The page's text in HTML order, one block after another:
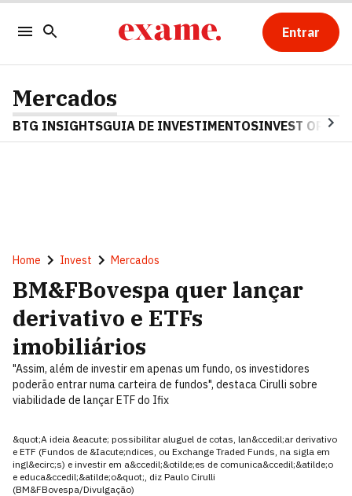
Entrar
Mercados
BTG INSIGHTSGUIA DE INVESTIMENTOSINVEST OPINA
Home Invest Mercados
BM&FBovespa quer lançar
derivativo e ETFs
imobiliários
"Assim, além de investir em apenas um fundo, os investidores
poderão entrar numa carteira de fundos", destaca Cirulli sobre
viabilidade de lançar ETF do Ifix
&quot;A ideia &eacute; possibilitar aluguel de cotas, lan&ccedil;ar derivativo
e ETF (Fundos de &Iacute;ndices, ou Exchange Traded Funds, na sigla em
ingl&ecirc;s) e investir em a&ccedil;&otilde;es de comunica&ccedil;&atilde;o
e educa&ccedil;&atilde;o&quot;, diz Paulo Cirulli
(BM&FBovespa/Divulgação)